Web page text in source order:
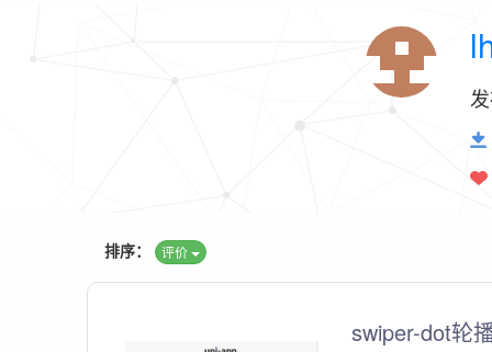
排序： 评价
swiper-dot轮